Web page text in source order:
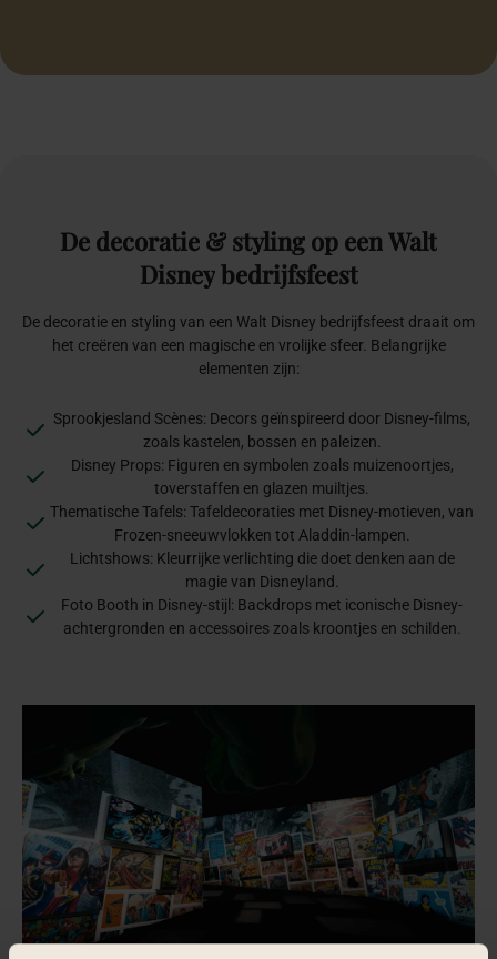
De decoratie & styling op eenWalt
Disneybedrijfsfeest
De decoratie en styling van een Walt Disney bedrijfsfeest draait om
het creëren van een magische en vrolijke sfeer. Belangrijke
elementen zijn:
Sprookjesland Scènes: Decors geïnspireerd door Disney-films,
zoals kastelen, bossen en paleizen.
Disney Props: Figuren en symbolen zoals muizenoortjes,
toverstaffen en glazen muiltjes.
Thematische Tafels: Tafeldecoraties met Disney-motieven, van
Frozen-sneeuwvlokken tot Aladdin-lampen.
Lichtshows: Kleurrijke verlichting die doet denken aan de
magie van Disneyland.
Foto Booth in Disney-stijl: Backdrops met iconische Disney-
achtergronden en accessoires zoals kroontjes en schilden.